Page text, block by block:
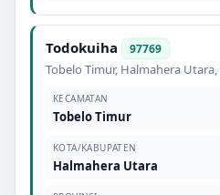
Todokuiha 97769
Tobelo Timur, Halmahera Utara,
KECAMATAN
Tobelo Timur
KOTA/KABUPATEN
Halmahera Utara